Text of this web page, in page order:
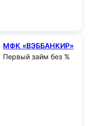
МФК «ВЭББАНКИР»
Первый займ без %